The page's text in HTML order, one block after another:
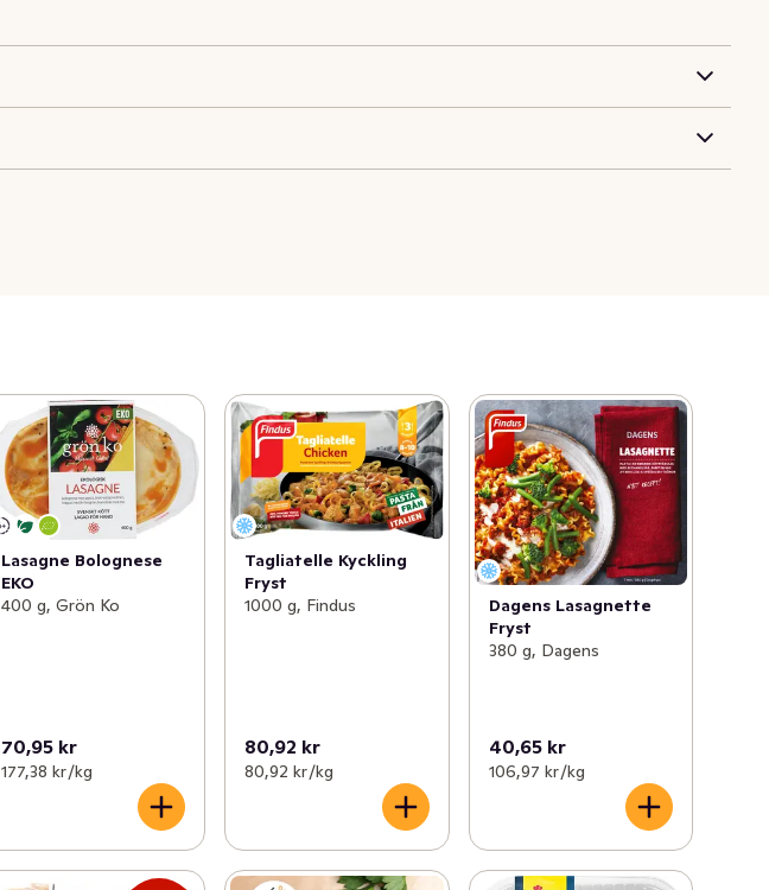
Lasagne Bolognese
EKO
400 g, Grön Ko
70,95 kr
177,38 kr /kg
Tagliatelle Kyckling
Fryst
1000 g, Findus
80,92 kr
80,92 kr /kg
Dagens Lasagnette
Fryst
380 g, Dagens
40,65 kr
106,97 kr /kg